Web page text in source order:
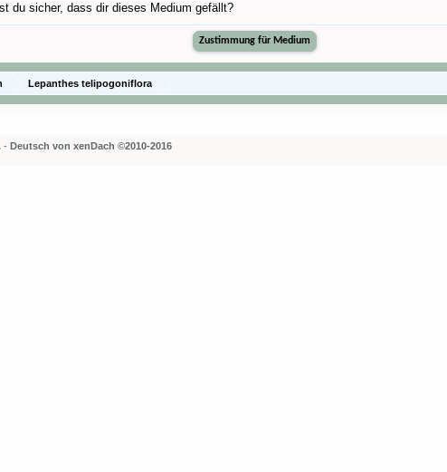
du sicher, dass dir dieses Medium gefällt?
Lepanthes telipogoniflora
-Deutsch von xenDach©2010-2016